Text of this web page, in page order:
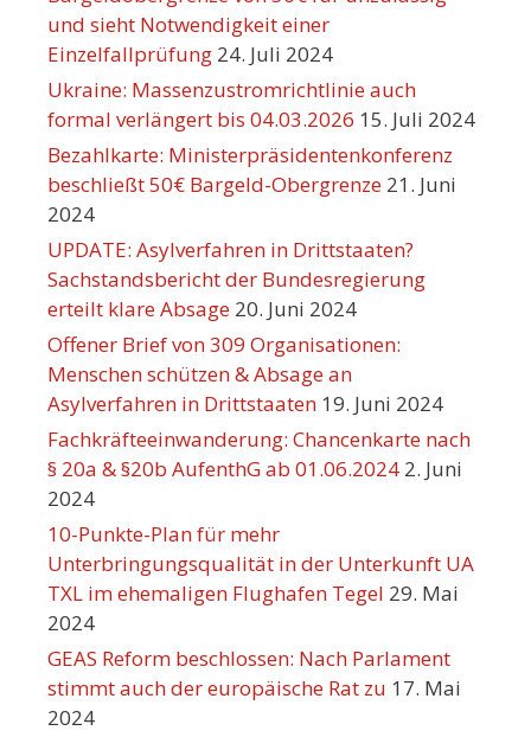
und sieht Notwendigkeit einer
Einzelfallprüfung 24. Juli 2024
Ukraine: Massenzustromrichtlinie auch
formal verlängert bis 04.03.2026 15. Juli 2024
Bezahlkarte: Ministerpräsidentenkonferenz
beschließt 50€ Bargeld-Obergrenze 21. Juni
2024
UPDATE: Asylverfahren in Drittstaaten?
Sachstandsbericht der Bundesregierung
erteilt klare Absage 20. Juni 2024
Offener Brief von 309 Organisationen:
Menschen schützen & Absage an
Asylverfahren in Drittstaaten 19. Juni 2024
Fachkräfteeinwanderung: Chancenkarte nach
§ 20a & §20b AufenthG ab 01.06.2024 2. Juni
2024
10-Punkte-Plan für mehr
Unterbringungsqualität in der Unterkunft UA
TXL im ehemaligen Flughafen Tegel 29. Mai
2024
GEAS Reform beschlossen: Nach Parlament
stimmt auch der europäische Rat zu 17. Mai
2024